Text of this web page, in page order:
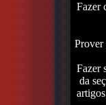
Fazer
Prover
Fazer
da